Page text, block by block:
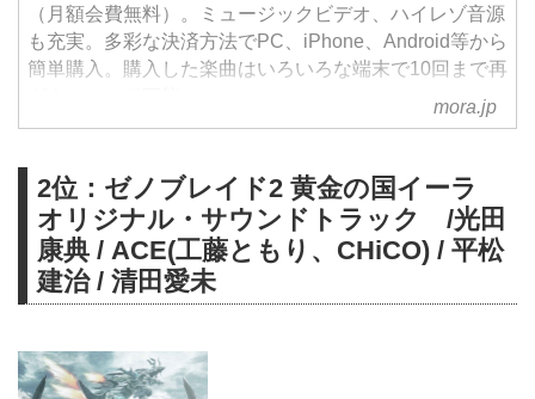
（月額会費無料）。ミュージックビデオ、ハイレゾ音源
も充実。多彩な決済方法でPC、iPhone、Android等から
簡単購入。購入した楽曲はいろいろな端末で10回まで再
mora.jp
2位：ゼノブレイド2 黄金の国イーラ
オリジナル・サウンドトラック /光田
康典 / ACE(工藤ともり、CHiCO) / 平松
建治 / 清田愛未